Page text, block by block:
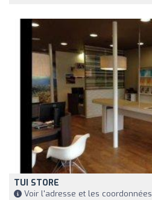
TUI STORE
Voir l'adresse et les coordonnées